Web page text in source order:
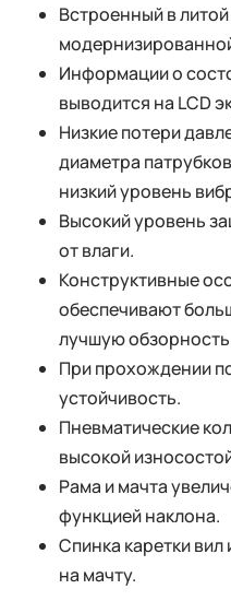
Встроенный в
Информации о
выводится на LCD
Низкие потери
диаметра
низкий уровень
Высокий уровень
от влаги.
Конструктивные
обеспечивают
лучшую
При прохождении
устойчивость.
Пневматические
высокой
Рама и мачта
функцией наклона.
Спинка каретки
на мачту.